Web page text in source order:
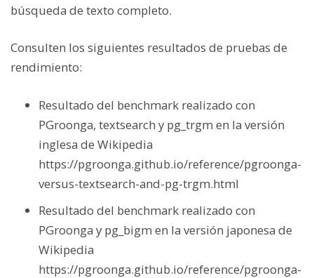
búsqueda de texto completo.
Consulten los siguientes resultados de pruebas de
rendimiento:
Resultado del benchmark realizado con
PGroonga, textsearch y pg_trgm en la versión
inglesa de Wikipedia
https://pgroonga.github.io/reference/pgroonga-
versus-textsearch-and-pg-trgm.html
Resultado del benchmark realizado con
PGroonga y pg_bigm en la versión japonesa de
Wikipedia
https://pgroonga.github.io/reference/pgroonga-